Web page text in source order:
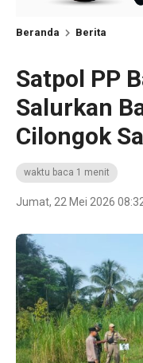
Beranda Berita
Satpol PP
Salurkan
Cilongok
waktu baca 1 menit
Jumat, 22 Mei 2026